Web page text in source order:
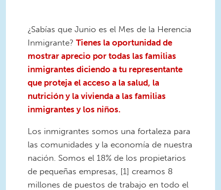
¿Sabías que Junio ​​es el Mes de la Herencia
Inmigrante? Tienes la oportunidad de
mostrar aprecio por todas las familias
inmigrantes diciendo a tu representante
que proteja el acceso a la salud, la
nutrición y la vivienda a las familias
inmigrantes y los niños.
Los inmigrantes somos una fortaleza para
las comunidades y la economía de nuestra
nación. Somos el 18% de los propietarios
de pequeñas empresas, [1] creamos 8
millones de puestos de trabajo en todo el